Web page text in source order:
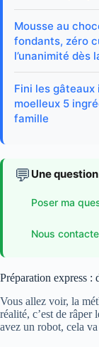
Mousse au
fondants, zéro
l’unanimité dès
Fini les
moelleux 5
famille
💬 Une
Poser ma
Nous
Préparation express :
Vous allez voir, la
réalité, c’est de râper
avez un robot, cela